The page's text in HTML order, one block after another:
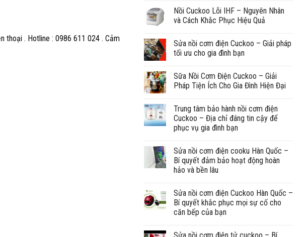
thoại . Hotline : 0986 611 024 . Cảm
Nồi Cuckoo Lỗi IHF – Nguyên Nhân
và Cách Khắc Phục Hiệu Quả
Sửa nồi cơm điện Cuckoo – Giải pháp
tối ưu cho gia đình bạn
Sữa Nồi Cơm Điện Cuckoo – Giải
Pháp Tiện Ích Cho Gia Đình Hiện Đại
Trung tâm bảo hành nồi cơm điện
Cuckoo – Địa chỉ đáng tin cậy để
phục vụ gia đình bạn
Sửa nồi cơm điện cooku Hàn Quốc –
Bí quyết đảm bảo hoạt động hoàn
hảo và bền lâu
Sửa nồi cơm điện Cuckoo Hàn Quốc –
Bí quyết khắc phục mọi sự cố cho
căn bếp của bạn